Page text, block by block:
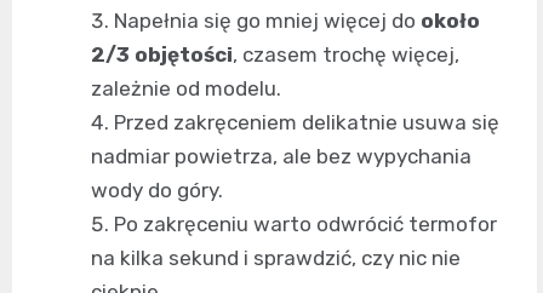
Napełnia się go mniej więcej do około
2/3 objętości, czasem trochę więcej,
zależnie od modelu.
Przed zakręceniem delikatnie usuwa się
nadmiar powietrza, ale bez wypychania
wody do góry.
Po zakręceniu warto odwrócić termofor
na kilka sekund i sprawdzić, czy nic nie